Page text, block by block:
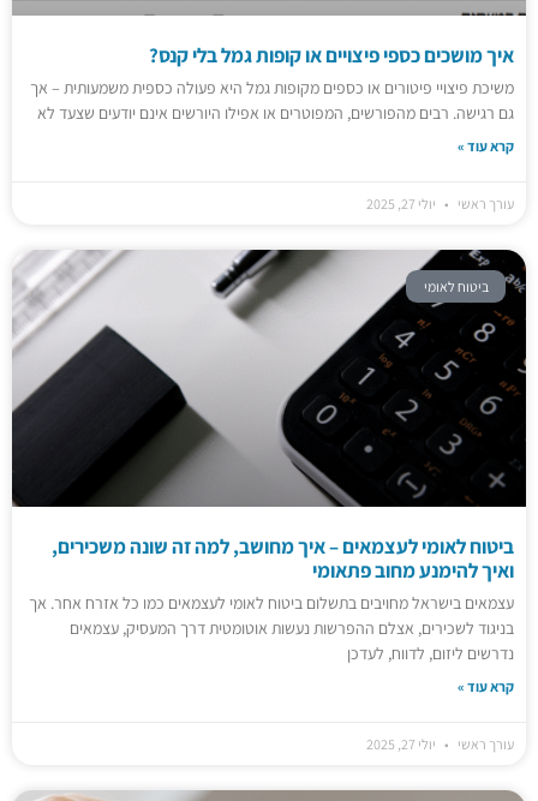
איך מושכים כספי פיצויים או קופות גמל בלי קנס?
משיכת פיצויי פיטורים או כספים מקופות גמל היא פעולה כספית משמעותית – אך
גם רגישה. רבים מהפורשים, המפוטרים או אפילו היורשים אינם יודעים שצעד לא
קרא עוד »
עורך ראשי יולי 27, 2025
ביטוח לאומי
ביטוח לאומי לעצמאים – איך מחושב, למה זה שונה משכירים,
ואיך להימנע מחוב פתאומי
עצמאים בישראל מחויבים בתשלום ביטוח לאומי לעצמאים כמו כל אזרח אחר. אך
בניגוד לשכירים, אצלם ההפרשות נעשות אוטומטית דרך המעסיק, עצמאים
נדרשים ליזום, לדווח, לעדכן
קרא עוד »
עורך ראשי יולי 27, 2025